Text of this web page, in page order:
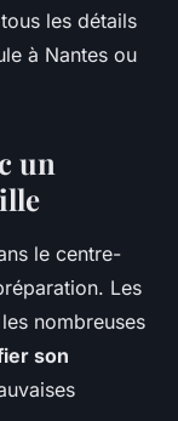
les détails
à Nantes ou
un
le centre-
Les
nombreuses
son